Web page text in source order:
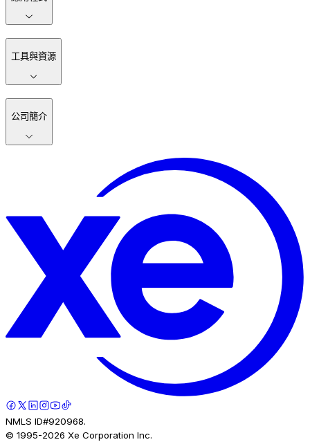
工具與資源
公司簡介
NMLS ID#920968.
© 1995-2026 Xe Corporation Inc.